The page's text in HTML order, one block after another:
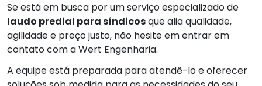
Se está em busca por um serviço especializado de
laudo predial para síndicosque alia qualidade,
agilidade e preço justo, não hesite em entrar em
contato com a Wert Engenharia.
A equipe está preparada para atendê-lo e oferecer